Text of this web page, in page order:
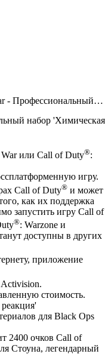
Black Ops Cold War - Профессиональный набор 'Химическая реакция'
набор 'Химическая
или Call of Duty®:
игру.
Call of Duty® и может
как их поддержка
запустить игру Call of
®: Warzone и
доступны в других
приложение
стоимость.
для Black Ops
2400 очков Call of
Стоуна, легендарный